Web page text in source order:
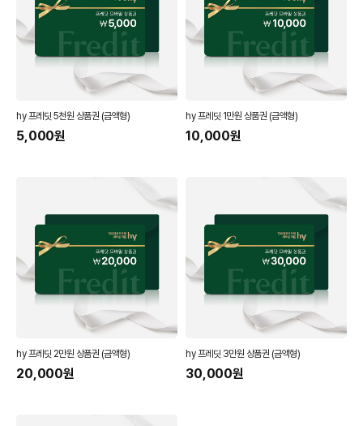
hy 프레딧 5천원 상품권 (금액형)
5,000원
hy 프레딧 1만원 상품권 (금액형)
10,000원
hy 프레딧 2만원 상품권 (금액형)
20,000원
hy 프레딧 3만원 상품권 (금액형)
30,000원